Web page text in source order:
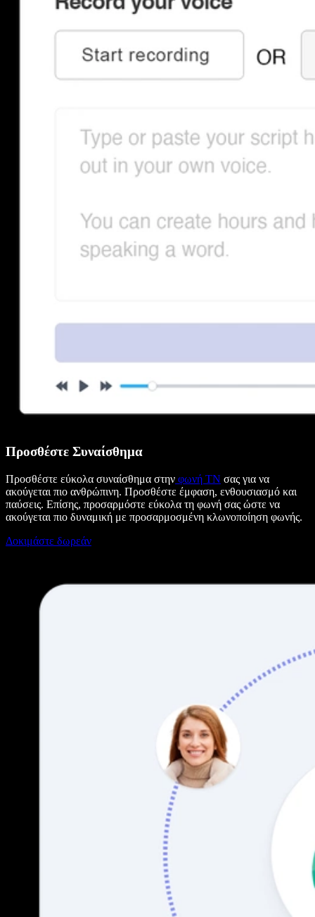
Προσθέστε Συναίσθημα
Προσθέστε εύκολα συναίσθημα στην φωνή ΤΝ σας για να
ακούγεται πιο ανθρώπινη. Προσθέστε έμφαση, ενθουσιασμό και
παύσεις. Επίσης, προσαρμόστε εύκολα τη φωνή σας ώστε να
ακούγεται πιο δυναμική με προσαρμοσμένη κλωνοποίηση φωνής.
Δοκιμάστε δωρεάν